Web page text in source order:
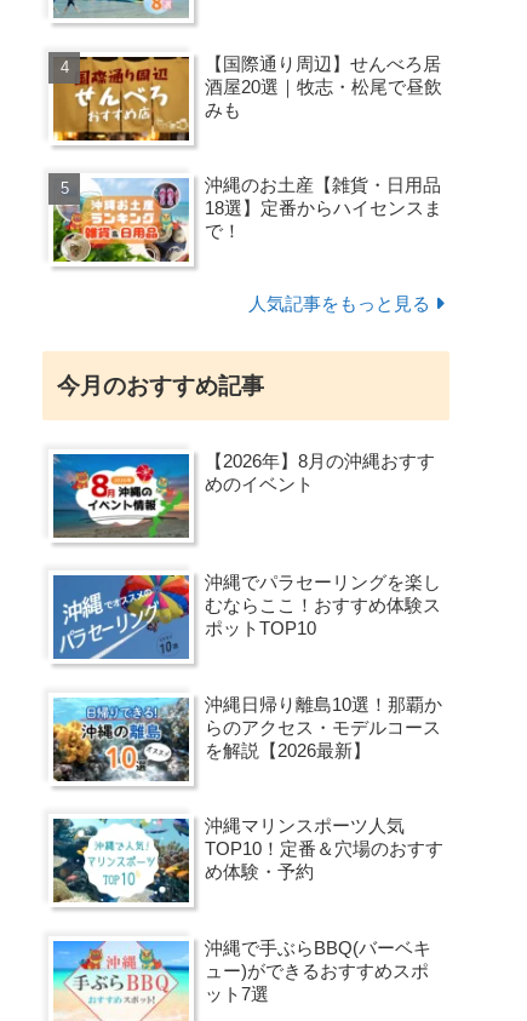
【国際通り周辺】せんべろ居
酒屋20選｜牧志・松尾で昼飲
みも
沖縄のお土産【雑貨・日用品
18選】定番からハイセンスま
で！
人気記事をもっと見る
今月のおすすめ記事
【2026年】8月の沖縄おすす
めのイベント
沖縄でパラセーリングを楽し
むならここ！おすすめ体験ス
ポットTOP10
沖縄日帰り離島10選！那覇か
らのアクセス・モデルコース
を解説【2026最新】
沖縄マリンスポーツ人気
TOP10！定番＆穴場のおすす
め体験・予約
沖縄で手ぶらBBQ(バーベキ
ュー)ができるおすすめスポ
ット7選